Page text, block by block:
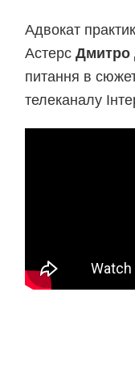
Адвокат
АстерсДмитро
питання в
телеканалу